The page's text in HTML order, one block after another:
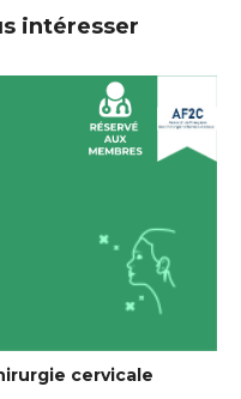
intéresser
cervicale